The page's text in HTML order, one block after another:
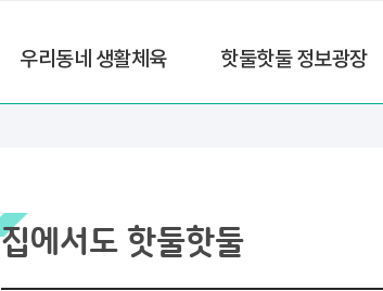
우리동네 생활체육 핫둘핫둘 정보광장
집에서도 핫둘핫둘